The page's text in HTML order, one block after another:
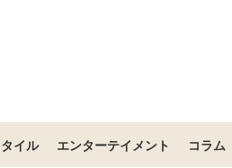
イル エンターテイメント コラム